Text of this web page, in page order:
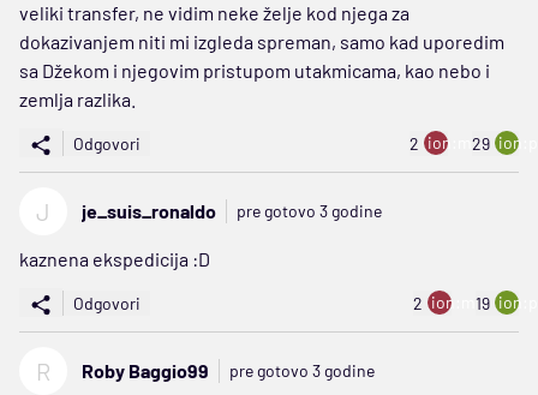
veliki transfer, ne vidim neke želje kod njega za
dokazivanjem niti mi izgleda spreman, samo kad uporedim
sa Džekom i njegovim pristupom utakmicama, kao nebo i
zemlja razlika.
Odgovori 2 ion:minus
29
J je_suis_ronaldo pre gotovo 3 godine
kaznena ekspedicija :D
Odgovori 2 ion:minus
19
R Roby Baggio99 pre gotovo 3 godine